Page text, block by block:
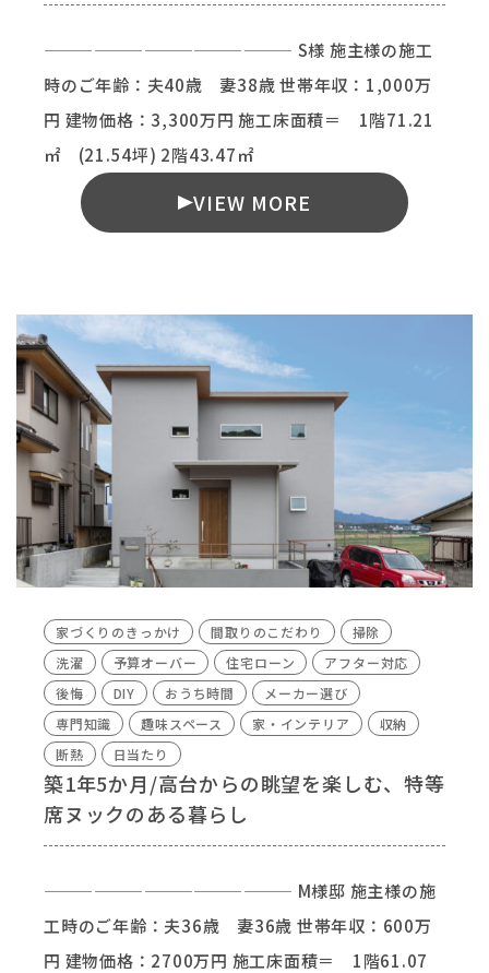
——————————————— S様 施主様の施工
時のご年齢：夫40歳 妻38歳 世帯年収：1,000万
円 建物価格：3,300万円 施工床面積＝ 1階71.21
㎡ (21.54坪) 2階43.47㎡
VIEW MORE
家づくりのきっかけ 間取りのこだわり
掃除
洗濯
予算オーバー 住宅ローン
アフター対応
後悔
DIY おうち時間
メーカー選び
専門知識
趣味スペース 家・インテリア
収納
断熱
日当たり
築1年5か月/高台からの眺望を楽しむ、特等
席ヌックのある暮らし
——————————————— M様邸 施主様の施
工時のご年齢：夫36歳 妻36歳 世帯年収：600万
円 建物価格：2700万円 施工床面積＝ 1階61.07